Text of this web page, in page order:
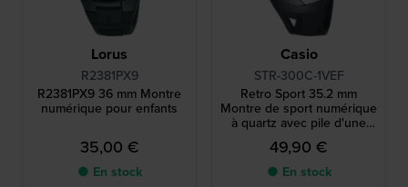
Lorus
R2381PX9
R2381PX9 36 mm Montre
numérique pour enfants
35,00 €
● En stock
Casio
STR-300C-1VEF
Retro Sport 35.2 mm
Montre de sport numérique
à quartz avec pile d'une
durée de vie de 10 ans
49,90 €
● En stock